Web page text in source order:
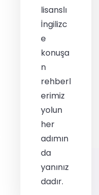
lisanslı
İngilizc
e
konuşa
n
rehberl
erimiz
yolun
her
adımın
da
yanınız
dadır.